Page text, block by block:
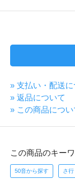
» 支払い・配送に
» 返品について
» この商品につ
この商品のキー
50音から探す さ行